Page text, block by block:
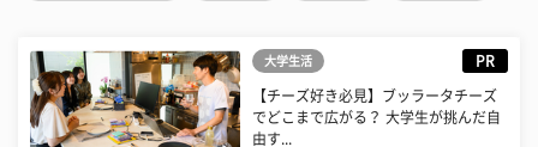
大学生活 PR
【チーズ好き必見】ブッラータチーズ
でどこまで広がる？ 大学生が挑んだ自
由す...